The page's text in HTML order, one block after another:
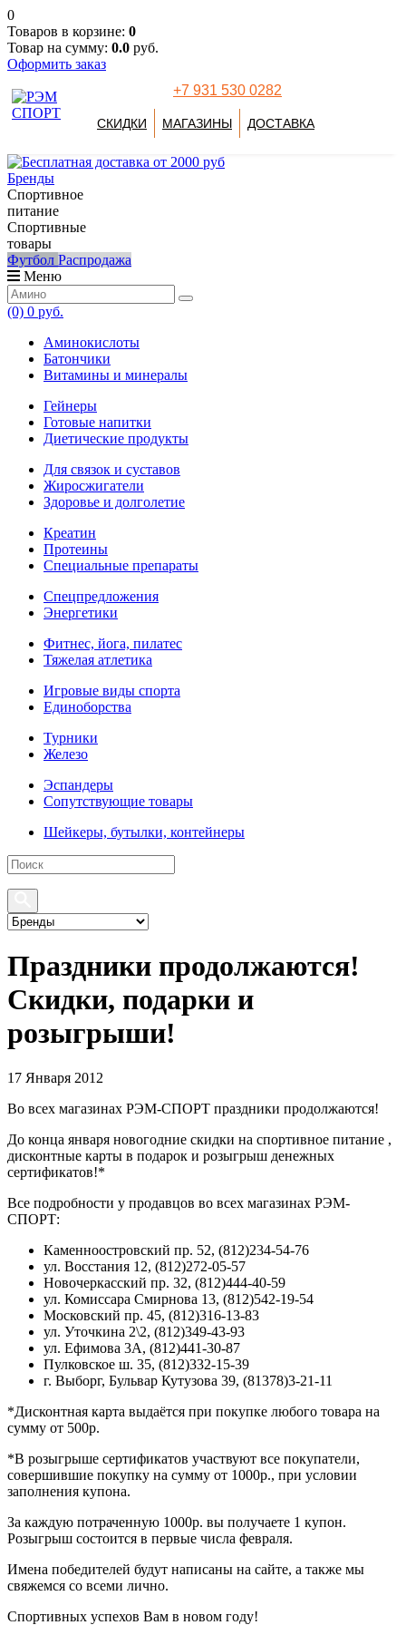
0
Товаров в корзине: 0
Товар на сумму: 0.0 руб.
Оформить заказ
+7 931 530 0282
СКИДКИ МАГАЗИНЫ ДОСТАВКА
Бренды
Спортивное
питание
Спортивные
товары
Футбол Распродажа
Меню
(0) 0 руб.
Аминокислоты
Батончики
Витамины и минералы
Гейнеры
Готовые напитки
Диетические продукты
Для связок и суставов
Жиросжигатели
Здоровье и долголетие
Креатин
Протеины
Специальные препараты
Спецпредложения
Энергетики
Фитнес, йога, пилатес
Тяжелая атлетика
Игровые виды спорта
Единоборства
Турники
Железо
Эспандеры
Сопутствующие товары
Шейкеры, бутылки, контейнеры
Праздники продолжаются!
Скидки, подарки и
розыгрыши!
17 Января 2012
Во всех магазинах РЭМ-СПОРТ праздники продолжаются!
До конца января новогодние скидки на спортивное питание ,
дисконтные карты в подарок и розыгрыш денежных
сертификатов!*
Все подробности у продавцов во всех магазинах РЭМ-
СПОРТ:
Каменноостровский пр. 52, (812)234-54-76
ул. Восстания 12, (812)272-05-57
Новочеркасский пр. 32, (812)444-40-59
ул. Комиссара Смирнова 13, (812)542-19-54
Московский пр. 45, (812)316-13-83
ул. Уточкина 2\2, (812)349-43-93
ул. Ефимова 3А, (812)441-30-87
Пулковское ш. 35, (812)332-15-39
г. Выборг, Бульвар Кутузова 39, (81378)3-21-11
*Дисконтная карта выдаётся при покупке любого товара на
сумму от 500р.
*В розыгрыше сертификатов участвуют все покупатели,
совершившие покупку на сумму от 1000р., при условии
заполнения купона.
За каждую потраченную 1000р. вы получаете 1 купон.
Розыгрыш состоится в первые числа февраля.
Имена победителей будут написаны на сайте, а также мы
свяжемся со всеми лично.
Спортивных успехов Вам в новом году!